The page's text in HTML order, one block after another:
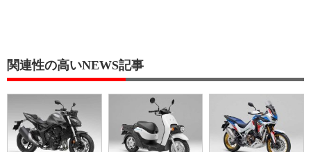
関連性の高いNEWS記事